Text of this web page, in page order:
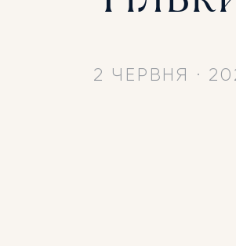
2 ЧЕРВНЯ ·